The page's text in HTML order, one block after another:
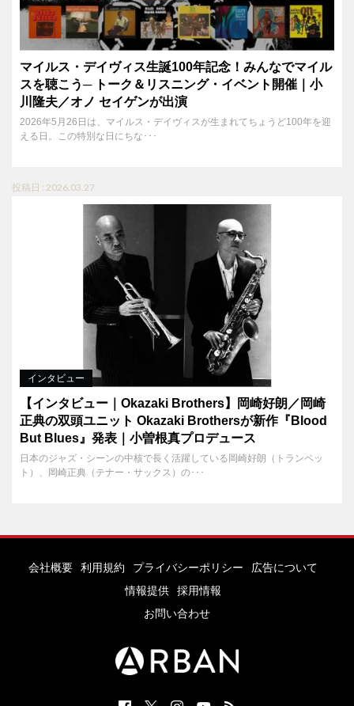
マイルス・デイヴィス生誕100年記念！みんなでマイル
スを聴こう─ トーク＆リスニング・イベント開催｜小
川隆夫／オノ セイゲンが出演
2026年5月26日は、マイルス・デイヴィスが生まれてちょうど100年を迎
える日。この特別な日にちな･･･
投稿日 : 2026.03.27
インタビュー
【インタビュー｜Okazaki Brothers】岡崎好朗／岡崎
正典の双頭ユニット Okazaki Brothersが新作『Blood
But Blues』発表｜小曽根真プロデュース
日本のジャズ・シーンの中核で長く活躍している岡崎好朗（トランペッ
ト）、岡崎正典（テナー・サックス）の･･･
会社概要 利用規約 プライバシーポリシー
広告について
情報提供
採用情報
お問い合わせ